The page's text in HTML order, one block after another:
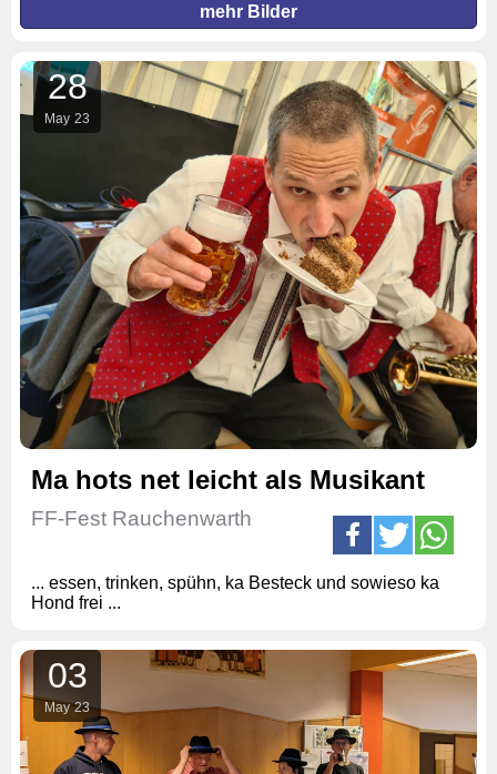
mehr Bilder
28
May 23
Ma hots net leicht als Musikant
FF-Fest Rauchenwarth
... essen, trinken, spühn, ka Besteck und sowieso ka
Hond frei ...
03
May 23